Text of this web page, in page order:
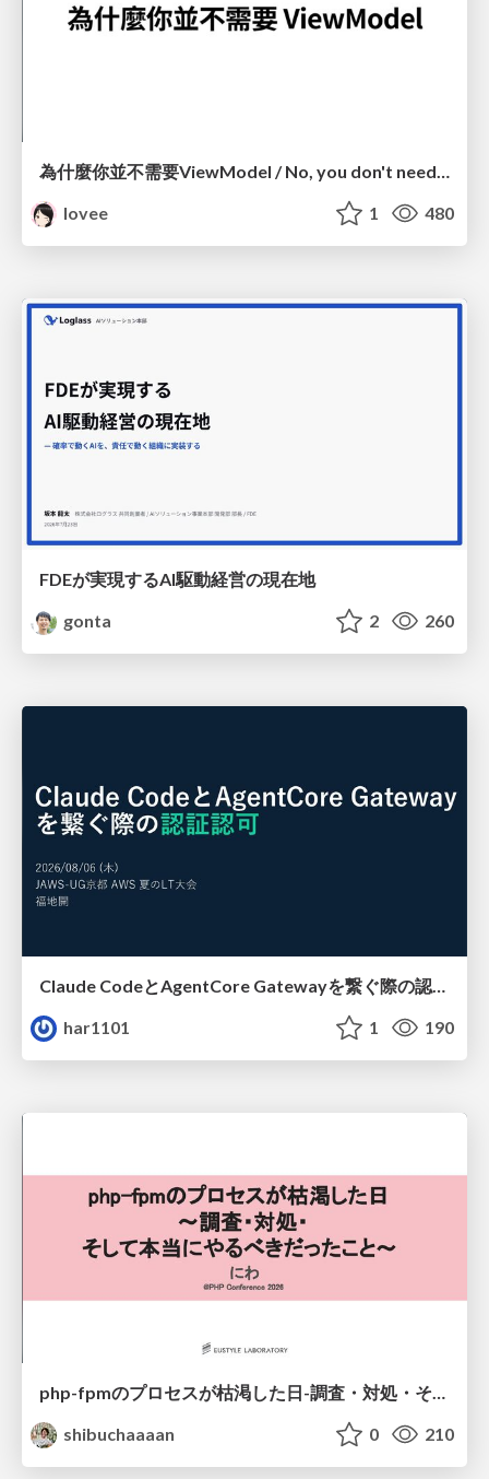
為什麼你並不需要ViewModel / No, you don't need a ViewModel
lovee
1 480
FDEが実現するAI駆動経営の現在地
gonta
2 260
Claude CodeとAgentCore Gatewayを繋ぐ際の認証認可 / Authentication and authorization when connecting Claude Code with AgentCore Gateway
har1101
1 190
php-fpmのプロセスが枯渇した日-調査・対処・そして本当にやるべきだったこと-
shibuchaaaan
0 210